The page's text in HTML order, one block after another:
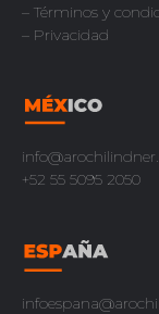
– Términos y
– Privacidad
+52 55 5095 2050